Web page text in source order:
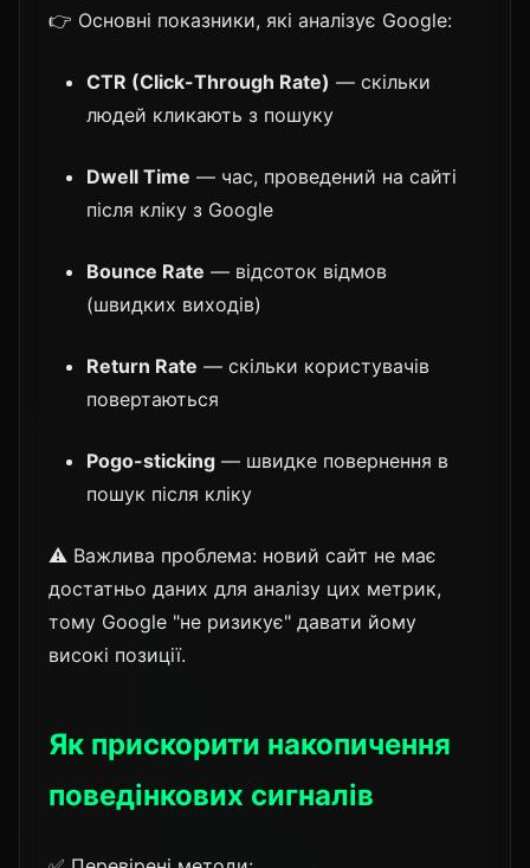
👉 Основні показники, які аналізує Google:
CTR (Click-Through Rate) — скільки
людей кликають з пошуку
Dwell Time — час, проведений на сайті
після кліку з Google
Bounce Rate — відсоток відмов
(швидких виходів)
Return Rate — скільки користувачів
повертаються
Pogo-sticking — швидке повернення в
пошук після кліку
⚠️ Важлива проблема: новий сайт не має
достатньо даних для аналізу цих метрик,
тому Google "не ризикує" давати йому
високі позиції.
Як прискорити накопичення
поведінкових сигналів